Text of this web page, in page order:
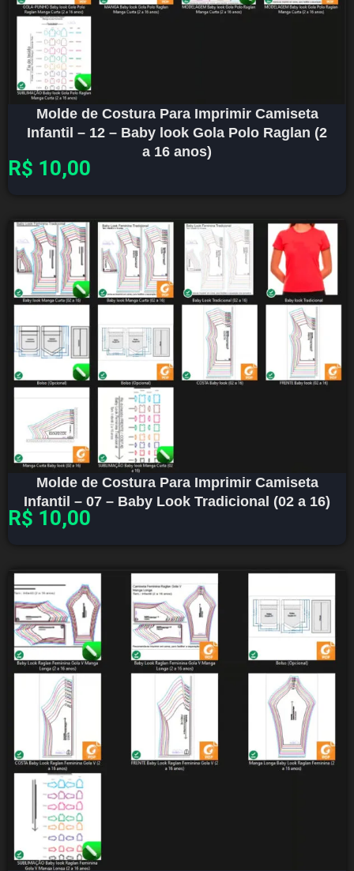
Molde de Costura Para Imprimir Camiseta
Infantil – 12 – Baby look Gola Polo Raglan (2
a 16 anos)
R$ 10,00
Molde de Costura Para Imprimir Camiseta
Infantil – 07 – Baby Look Tradicional (02 a 16)
R$ 10,00